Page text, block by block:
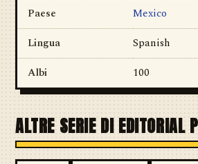
Paese
Mexico
Lingua
Spanish
Albi
100
ALTRE SERIE DI EDITORIAL